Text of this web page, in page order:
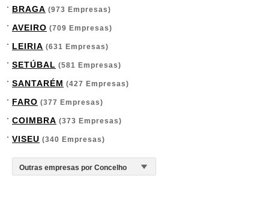
BRAGA (973 Empresas)
AVEIRO (709 Empresas)
LEIRIA (631 Empresas)
SETÚBAL (581 Empresas)
SANTARÉM (427 Empresas)
FARO (377 Empresas)
COIMBRA (373 Empresas)
VISEU (340 Empresas)